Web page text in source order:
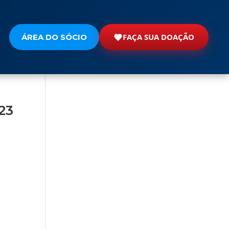
ÁREA DO SÓCIO FAÇA SUA DOAÇÃO